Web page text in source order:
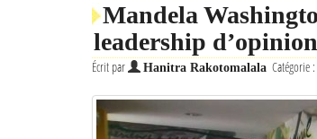
Mandela
leadership
Écrit par Hanitra Rakotomalala Catégorie :